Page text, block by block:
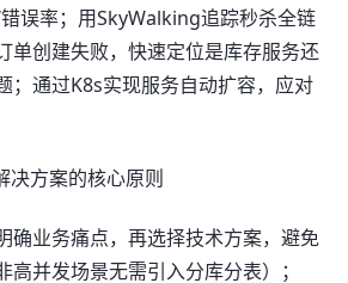
误率；用SkyWalking追踪秒杀全链
单创建失败，快速定位是库存服务还
；通过K8s实现服务自动扩容，应对
决方案的核心原则
确业务痛点，再选择技术方案，避免
高并发场景无需引入分库分表）；